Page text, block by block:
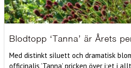
Blodtopp ‘Tanna’ är Årets
Med distinkt siluett och dramatisk
officinalis ’Tanna’ pricken över i:et i